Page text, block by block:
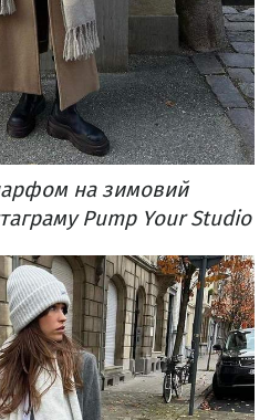
на зимовий
Pump Your Studio